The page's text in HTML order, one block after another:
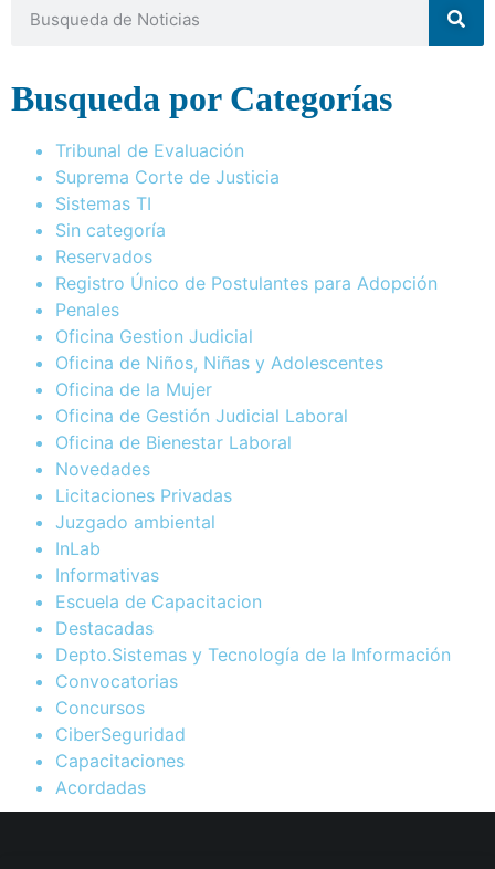
Busqueda por Categorías
Tribunal de Evaluación
Suprema Corte de Justicia
Sistemas TI
Sin categoría
Reservados
Registro Único de Postulantes para Adopción
Penales
Oficina Gestion Judicial
Oficina de Niños, Niñas y Adolescentes
Oficina de la Mujer
Oficina de Gestión Judicial Laboral
Oficina de Bienestar Laboral
Novedades
Licitaciones Privadas
Juzgado ambiental
InLab
Informativas
Escuela de Capacitacion
Destacadas
Depto.Sistemas y Tecnología de la Información
Convocatorias
Concursos
CiberSeguridad
Capacitaciones
Acordadas